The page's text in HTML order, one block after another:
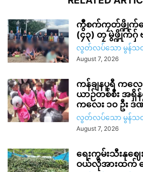
ကွဳစက်ကၠတ်ဖ္ဍိုက်ပၠ
(၄၃) တၠ မွဲဖ္ဍိုက်ဂှ်
လွတ်လပ်သော မွန်သတ
August 7, 2026
ကန်ချနပူရီ ကလေ
ယာဉ်တစ်စီး အရှိ
ကလေး ၁၀ ဦး ဒ
လွတ်လပ်သော မွန်သတ
August 7, 2026
ရေးကွမ်းသီးနုဈ
ဝယ်လိုအားထက် ရေ